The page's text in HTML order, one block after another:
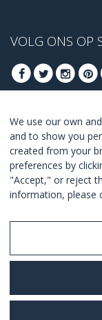
VOLG ONS OP
MELD U AAN
Ik ga akkoord
We use our own
and to show you
created from your
preferences by
"Accept," or reject
information, please